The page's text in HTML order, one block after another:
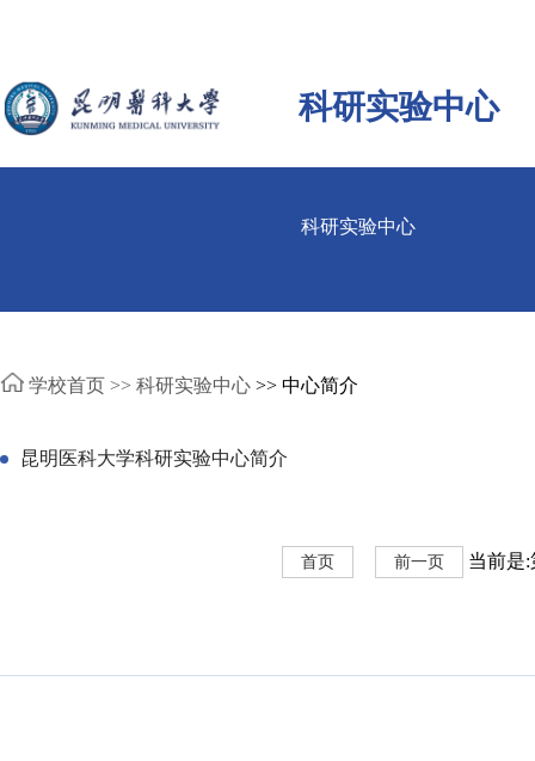
科研实验中心
科研实验中心
学校首页 >> 科研实验中心 >> 中心简介
昆明医科大学科研实验中心简介
首页 前一页 当前是